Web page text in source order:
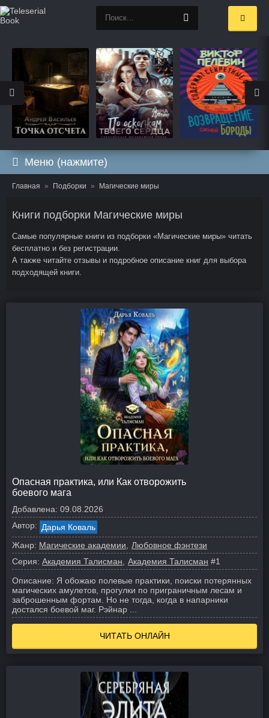
Меню (нажмите)
Главная Подборки Магические миры
Книги подборки Магические миры
Самые популярные книги из подборки «Магические миры» читать
бесплатно и без регистрации.
А также читайте отзывы и подробное описание книг для выбора
подходящей книги.
Опасная практика, или Как отворожить
боевого мага
Добавлена: 09.08.2026
Автор: Дарья Коваль
Жанр: Магические академии
Любовное фэнтези
Серия: Академия Талисман Академия Талисман #1
Описание: Я обожаю полевые практики, поиски потерянных
магических амулетов, прогулки по приграничным лесам и
заброшенным фортам. Но не тогда, когда в напарники
достался боевой маг. Рэйнар ...
ЧИТАТЬ ОНЛАЙН